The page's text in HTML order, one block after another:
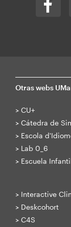
Otras webs
> CU+
> Cátedra de
> Escola
> Lab 0_6
> Escuela
> Interactive
> Deskcohort
> C4S